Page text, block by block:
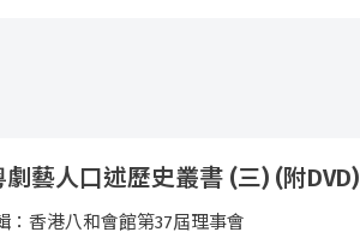
藝人口述歷史叢書 (三) (附DVD)
香港八和會館第37屆理事會